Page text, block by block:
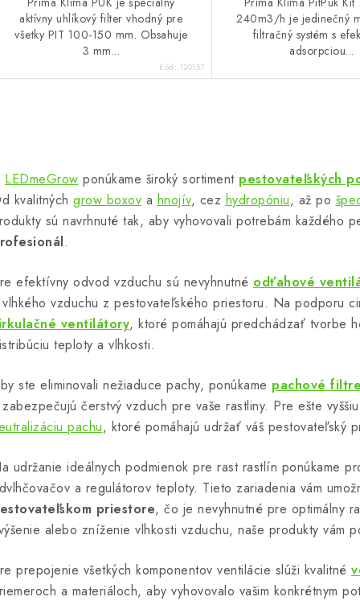
aktívny uhlíkový filter vhodný pre
všetky PIT 100-150 mm. Obsahuje
3 mm...
Kód: 130157
240m3/h je jedinečný
filtračný systém s
adsorpciou...
LEDmeGrow ponúkame široký sortiment pestovateľských
kvalitných grow boxov a hnojív, cez hydropóniu, až po
sú navrhnuté tak, aby vyhovovali potrebám každého
.
efektívny odvod vzduchu sú nevyhnutné odťahové
vzduchu z pestovateľského priestoru. Na podporu
ventilátory, ktoré pomáhajú predchádzať tvorbe
teploty a vlhkosti.
ste eliminovali nežiaduce pachy, ponúkame pachové
čerstvý vzduch pre vaše rastliny. Pre ešte
pachu, ktoré pomáhajú udržať váš pestovateľský
udržanie ideálnych podmienok pre rast rastlín ponúkame
a regulátorov teploty. Tieto zariadenia vám
priestore, čo je nevyhnutné pre optimálny
alebo zníženie vlhkosti vzduchu, naše produkty vám
prepojenie všetkých komponentov ventilácie slúži kvalitné
a materiáloch, aby vyhovovalo vašim konkrétnym